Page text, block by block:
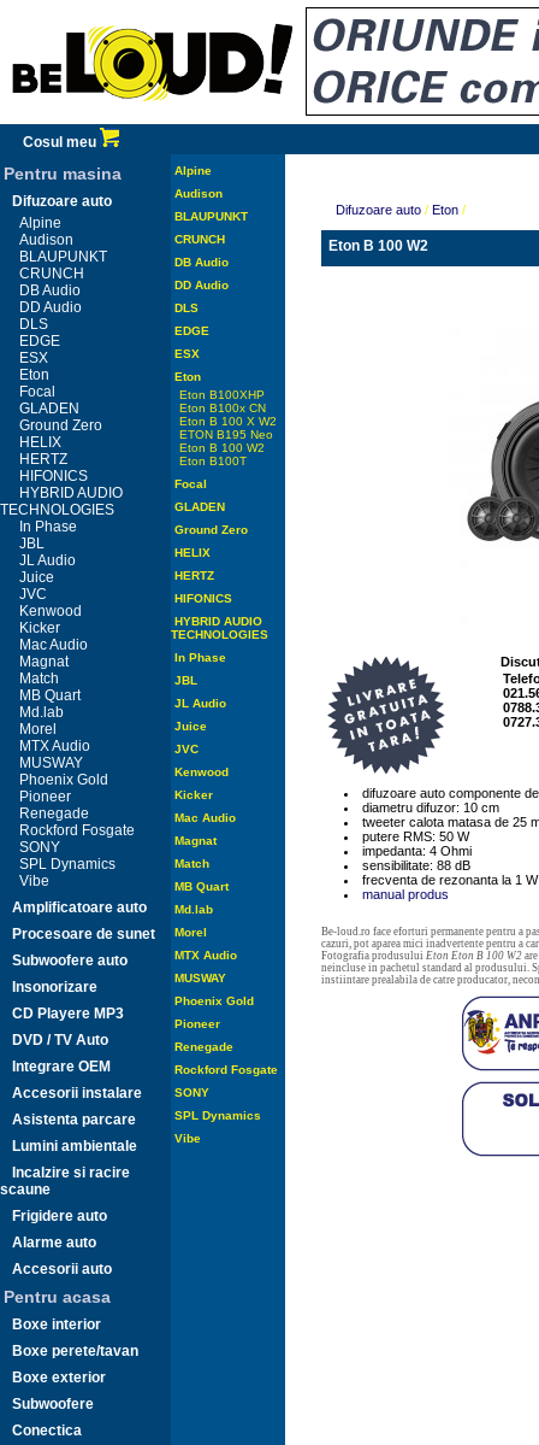
Cosul meu
Pentru masina
Difuzoare auto
Alpine
Audison
BLAUPUNKT
CRUNCH
DB Audio
DD Audio
DLS
EDGE
ESX
Eton
Focal
GLADEN
Ground Zero
HELIX
HERTZ
HIFONICS
HYBRID AUDIO
TECHNOLOGIES
In Phase
JBL
JL Audio
Juice
JVC
Kenwood
Kicker
Mac Audio
Magnat
Match
MB Quart
Md.lab
Morel
MTX Audio
MUSWAY
Phoenix Gold
Pioneer
Renegade
Rockford Fosgate
SONY
SPL Dynamics
Vibe
Amplificatoare auto
Procesoare de sunet
Subwoofere auto
Insonorizare
CD Playere MP3
DVD / TV Auto
Integrare OEM
Accesorii instalare
Asistenta parcare
Lumini ambientale
Incalzire si racire
scaune
Frigidere auto
Alarme auto
Accesorii auto
Pentru acasa
Boxe interior
Boxe perete/tavan
Boxe exterior
Subwoofere
Conectica
Alpine
Audison
BLAUPUNKT
CRUNCH
DB Audio
DD Audio
DLS
EDGE
ESX
Eton
Eton B100XHP
Eton B100x CN
Eton B 100 X W2
ETON B195 Neo
Eton B 100 W2
Eton B100T
Focal
GLADEN
Ground Zero
HELIX
HERTZ
HIFONICS
HYBRID AUDIO
TECHNOLOGIES
In Phase
JBL
JL Audio
Juice
JVC
Kenwood
Kicker
Mac Audio
Magnat
Match
MB Quart
Md.lab
Morel
MTX Audio
MUSWAY
Phoenix Gold
Pioneer
Renegade
Rockford Fosgate
SONY
SPL Dynamics
Vibe
Difuzoare auto/ Eton/
Eton B 100 W2
difuzoare auto componente
diametru difuzor: 10 cm
tweeter calota matasa de 25
putere RMS: 50 W
impedanta: 4 Ohmi
sensibilitate: 88 dB
frecventa de rezonanta la 1
manual produs
Be-loud.ro face eforturi permanente pentru a
cazuri, pot aparea mici inadvertente pentru a
Fotografia produsului Eton Eton B 100 W2
neincluse in pachetul standard al produsului.
instiintare prealabila de catre producator,